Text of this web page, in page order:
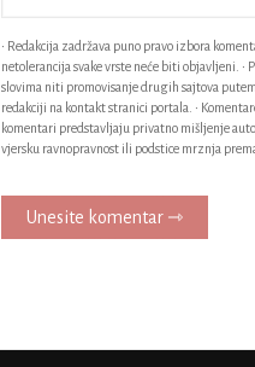
• Redakcija zadržava puno pravo izbora
netolerancija svake vrste neće biti objavljeni.
slovima niti promovisanje drugih sajtova
redakciji na kontakt stranici portala. •
komentari predstavljaju privatno mišljenje
vjersku ravnopravnost ili podstice mrznja
Unesite komentar ⇾